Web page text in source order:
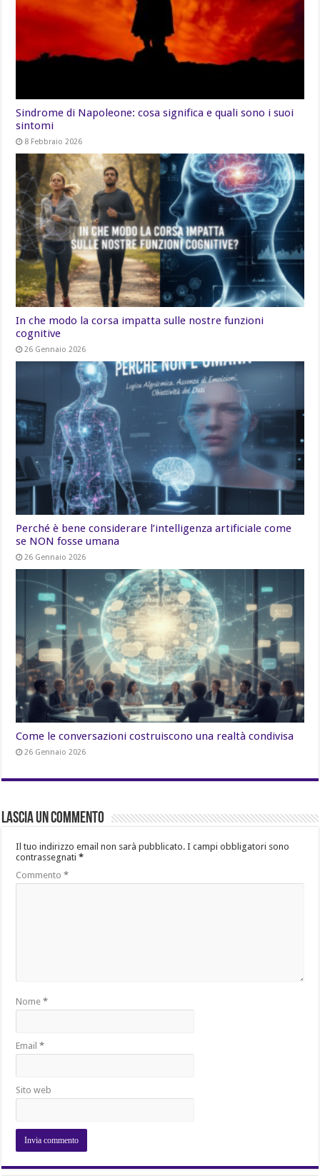
Sindrome di Napoleone: cosa significa e quali sono i suoi
sintomi
8 Febbraio 2026
In che modo la corsa impatta sulle nostre funzioni
cognitive
26 Gennaio 2026
Perché è bene considerare l’intelligenza artificiale come
se NON fosse umana
26 Gennaio 2026
Come le conversazioni costruiscono una realtà condivisa
26 Gennaio 2026
Lascia un commento
Il tuo indirizzo email non sarà pubblicato. I campi obbligatori sono
contrassegnati*
Commento*
Nome*
Email*
Sito web